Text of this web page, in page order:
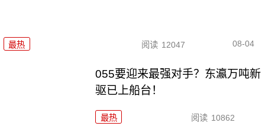
最热 阅读 12047 08-04
055要迎来最强对手？东瀛万吨新
驱已上船台！
最热 阅读 10862